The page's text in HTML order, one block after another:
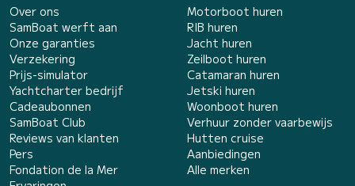
Over ons
SamBoat werft aan
Onze garanties
Verzekering
Prijs-simulator
Yachtcharter bedrijf
Cadeaubonnen
SamBoat Club
Reviews van klanten
Pers
Fondation de la Mer
Motorboot huren
RIB huren
Jacht huren
Zeilboot huren
Catamaran huren
Jetski huren
Woonboot huren
Verhuur zonder vaarbewijs
Hutten cruise
Aanbiedingen
Alle merken